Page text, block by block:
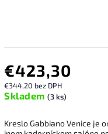
€423,30
€344,20 bez DPH
Skladem (3 ks)
Kreslo Gabbiano Venice je